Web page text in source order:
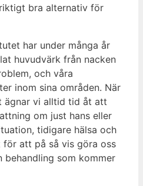
bra alternativ för
har under många år
huvudvärk från nacken
och våra
inom sina områden. När
ägnar vi alltid tid åt att
om just hans eller
tidigare hälsa och
för att på så vis göra oss
som kommer